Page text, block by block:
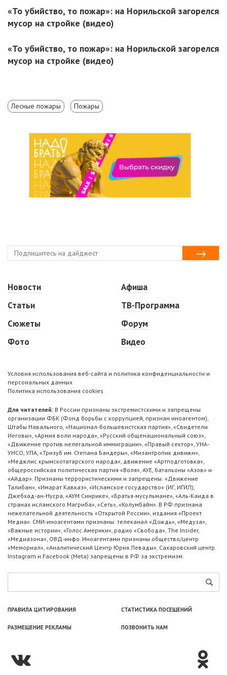
«То убийство, то пожар»: на Норильской загорелся
мусор на стройке (видео)
«То убийство, то пожар»: на Норильской загорелся
мусор на стройке (видео)
Лесные пожары Пожары
Новости
Статьи
Сюжеты
Фото
Афиша
ТВ-Программа
Форум
Видео
Условия использования веб-сайта и политика конфиденциальности и
персональных данных
Политика использования cookies
Для читателей: В России признаны экстремистскими и запрещены
организации ФБК (Фонд борьбы с коррупцией, признан иноагентом),
Штабы Навального, «Национал-большевистская партия», «Свидетели
Иеговы», «Армия воли народа», «Русский общенациональный союз»,
«Движение против нелегальной иммиграции», «Правый сектор», УНА-
УНСО, УПА, «Тризуб им. Степана Бандеры», «Мизантропик дивижн»,
«Меджлис крымскотатарского народа», движение «Артподготовка»,
общероссийская политическая партия «Воля», АУЕ, батальоны «Азов» и
«Айдар». Признаны террористическими и запрещены: «Движение
Талибан», «Имарат Кавказ», «Исламское государство» (ИГ, ИГИЛ),
Джебхад-ан-Нусра, «АУМ Синрике», «Братья-мусульмане», «Аль-Каида в
странах исламского Магриба», «Сеть», «Колумбайн». В РФ признана
нежелательной деятельность «Открытой России», издания «Проект
Медиа». СМИ-иноагентами признаны: телеканал «Дождь», «Медуза»,
«Важные истории», «Голос Америки», радио «Свобода», The Insider,
«Медиазона», ОВД-инфо. Иноагентами признаны общество/центр
«Мемориал», «Аналитический Центр Юрия Левады», Сахаровский центр.
Instagram и Facebook (Metа) запрещены в РФ за экстремизм.
ПРАВИЛА ЦИТИРОВАНИЯ СТАТИСТИКА ПОСЕЩЕНИЙ
РАЗМЕЩЕНИЕ РЕКЛАМЫ ПОЗВОНИТЬ НАМ